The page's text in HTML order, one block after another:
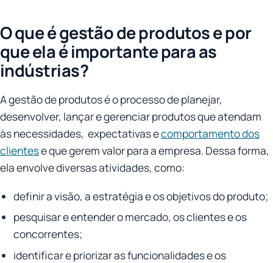
O que é gestão de produtos e por
que ela é importante para as
indústrias?
A gestão de produtos é o processo de planejar,
desenvolver, lançar e gerenciar produtos que atendam
às necessidades, expectativas ecomportamento dos
clientese que gerem valor para a empresa. Dessa forma,
ela envolve diversas atividades, como:
definir a visão, a estratégia e os objetivos do produto;
pesquisar e entender o mercado, os clientes e os
concorrentes;
identificar e priorizar as funcionalidades e os